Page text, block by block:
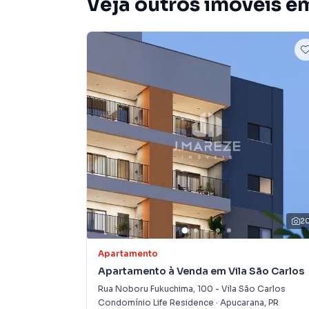
Metragens dos apartamentos de 65m² a 199m².
Unidades a partir de R$393.176,83*
*Tabela da construtora sujeita a reajustes
Na venda direta, parcelamento SEM JUROS
pelo INCC. 10% de entrada + mínimo de 25%
nas chaves.
Previsão de entrega do empreendimento
Apartamento
Apartamento à Venda em Vila São Carlos
Rua Noboru Fukuchima, 100 - Vila São Carlos
Condomínio Life Residence · Apucarana, PR